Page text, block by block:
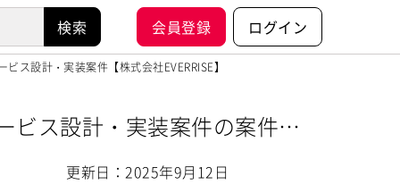
会員登録 ログイン
ス設計・実装案件【株式会社EVERRISE】
ビス設計・実装案件の案件・
更新日：2025年9月12日